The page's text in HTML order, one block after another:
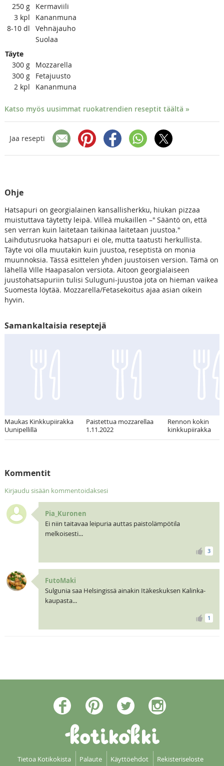
250 g
Kermaviili
3 kpl
Kananmuna
8-10 dl
Vehnäjauho
Suolaa
Täyte
300 g
Mozzarella
300 g
Fetajuusto
2 kpl Kananmuna
Katso myös uusimmat ruokatrendien reseptit täältä »
Jaa resepti
Ohje
Hatsapuri on georgialainen kansallisherkku, hiukan pizzaa
muistuttava täytetty leipä. Villeä mukaillen –" Sääntö on, että
sen verran kuin laitetaan taikinaa laitetaan juustoa."
Laihdutusruoka hatsapuri ei ole, mutta taatusti herkullista.
Täyte voi olla muutakin kuin juustoa, reseptistä on monia
muunnoksia. Tässä esittelen yhden juustoisen version. Tämä on
lähellä Ville Haapasalon versiota. Aitoon georgialaiseen
juustohatsapuriin tulisi Suluguni-juustoa jota on hieman vaikea
Suomesta löytää. Mozzarella/Fetasekoitus ajaa asian oikein
hyvin.
Samankaltaisia reseptejä
Maukas Kinkkupiirakka
Uunipellillä
Paistettua mozzarellaa
1.11.2022
Rennon kokin
kinkkupiirakka
Kommentit
Kirjaudu sisään kommentoidaksesi
Pia_Kuronen
Ei niin taitavaa leipuria auttas paistolämpötila
melkoisesti...
3
FutoMaki
Sulgunia saa Helsingissä ainakin Itäkeskuksen Kalinka-
kaupasta...
1
Tietoa Kotikokista Palaute Käyttöehdot Rekisteriseloste